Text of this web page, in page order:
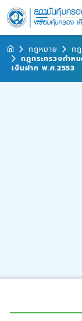
กฎหมาย
ก
กฎกระทรวงกำห
เงินฝาก พ.ศ.2553